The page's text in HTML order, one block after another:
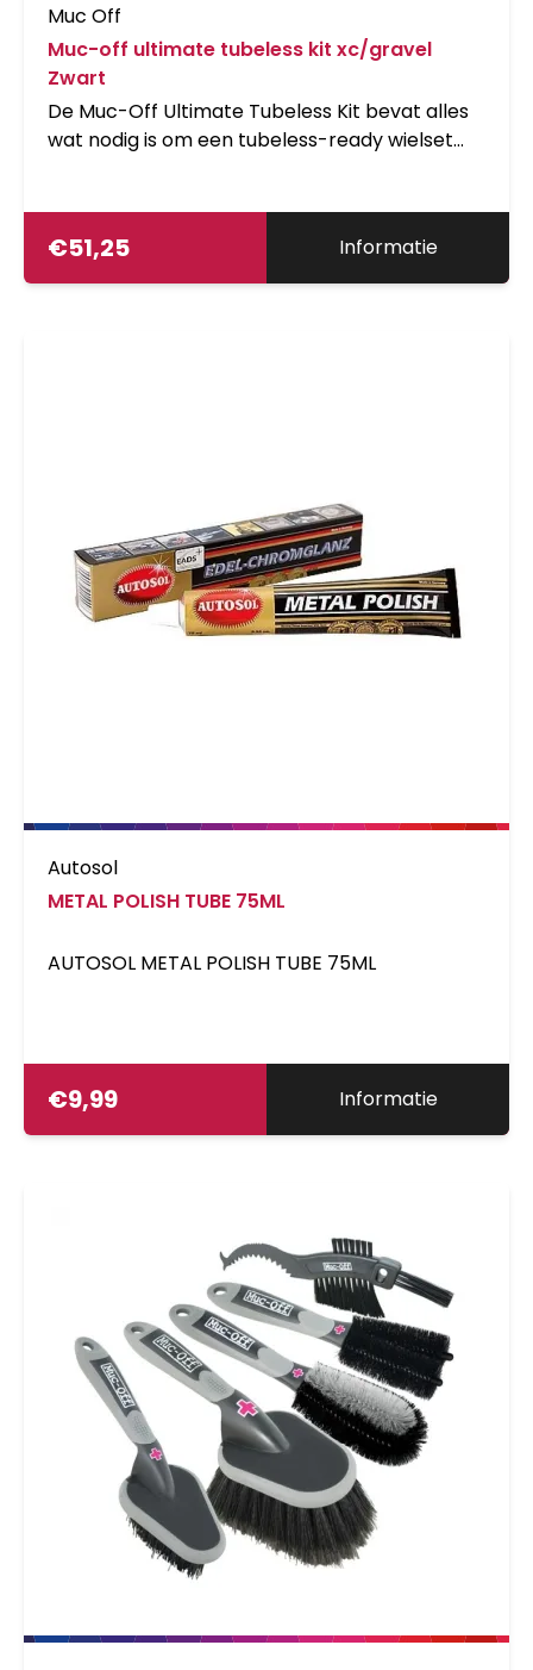
Muc Off
Muc-off ultimate tubeless kit xc/gravel
Zwart
De Muc-Off Ultimate Tubeless Kit bevat alles
wat nodig is om een tubeless-ready wielset
Puncture Hassle Tubeless Sealant.
€51,25 Informatie
Autosol
METAL POLISH TUBE 75ML
AUTOSOL METAL POLISH TUBE 75ML
€9,99 Informatie